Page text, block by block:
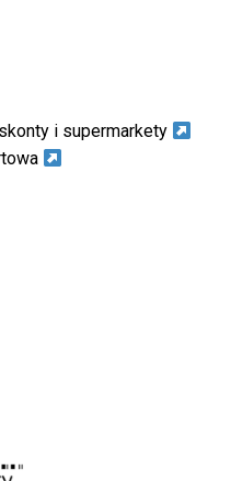
i supermarkety